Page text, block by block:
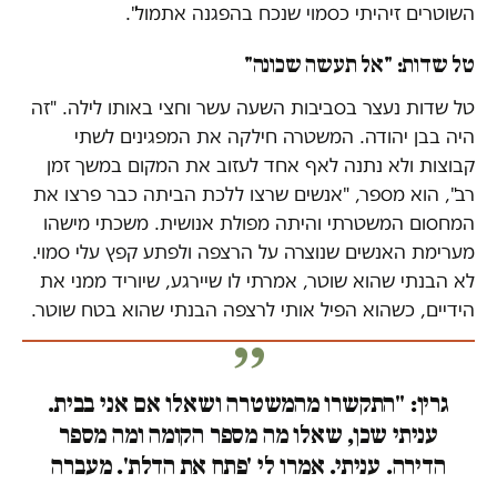
השוטרים זיהיתי כסמוי שנכח בהפגנה אתמול".
טל שדות: "אל תעשה שכונה"
טל שדות נעצר בסביבות השעה עשר וחצי באותו לילה. "זה
היה בבן יהודה. המשטרה חילקה את המפגינים לשתי
קבוצות ולא נתנה לאף אחד לעזוב את המקום במשך זמן
רב", הוא מספר, "אנשים שרצו ללכת הביתה כבר פרצו את
המחסום המשטרתי והיתה מפולת אנושית. משכתי מישהו
מערימת האנשים שנוצרה על הרצפה ולפתע קפץ עלי סמוי.
לא הבנתי שהוא שוטר, אמרתי לו שיירגע, שיוריד ממני את
הידיים, כשהוא הפיל אותי לרצפה הבנתי שהוא בטח שוטר.
גרין: "התקשרו מהמשטרה ושאלו אם אני בבית.
עניתי שכן, שאלו מה מספר הקומה ומה מספר
הדירה. עניתי. אמרו לי 'פתח את הדלת'. מעברה